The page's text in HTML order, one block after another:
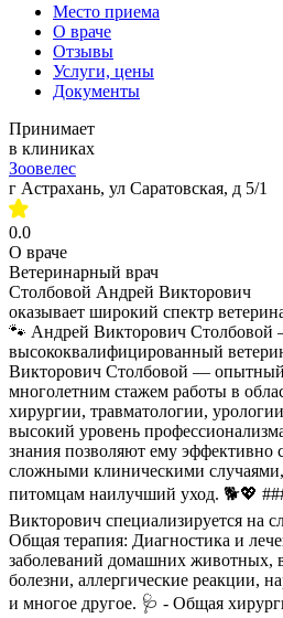
Место приема
О враче
Отзывы
Услуги, цены
Документы
Принимает
в клиниках
Зоовелес
г Астрахань, ул Саратовская, д 5/1
0.0
О враче
Ветеринарный врач
Столбовой Андрей Викторович
оказывает широкий спектр
🐾 Андрей Викторович
высококвалифицированный
Викторович Столбовой — опытный
многолетним стажем работы в
хирургии, травматологии,
высокий уровень
знания позволяют ему эффективно
сложными клиническими
питомцам наилучший уход. 🐕💖
Викторович специализируется на
Общая терапия: Диагностика и
заболеваний домашних животных,
болезни, аллергические реакции,
и многое другое. 🩺 - Общая